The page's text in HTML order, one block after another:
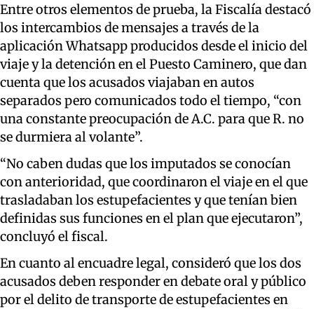
Entre otros elementos de prueba, la Fiscalía destacó
los intercambios de mensajes a través de la
aplicación Whatsapp producidos desde el inicio del
viaje y la detención en el Puesto Caminero, que dan
cuenta que los acusados viajaban en autos
separados pero comunicados todo el tiempo, “con
una constante preocupación de A.C. para que R. no
se durmiera al volante”.
“No caben dudas que los imputados se conocían
con anterioridad, que coordinaron el viaje en el que
trasladaban los estupefacientes y que tenían bien
definidas sus funciones en el plan que ejecutaron”,
concluyó el fiscal.
En cuanto al encuadre legal, consideró que los dos
acusados deben responder en debate oral y público
por el delito de transporte de estupefacientes en